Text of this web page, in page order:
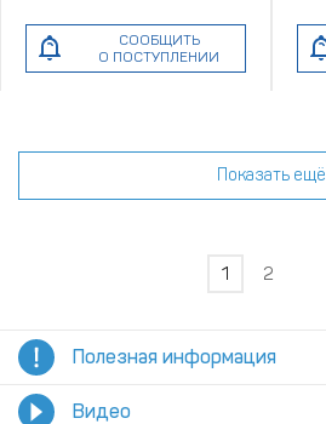
СООБЩИТЬ
О ПОСТУПЛЕНИИ
Показать ещё
1 2
Полезная информация
Видео